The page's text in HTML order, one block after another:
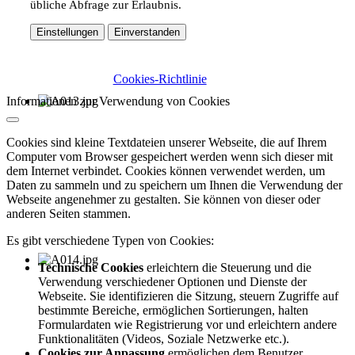
übliche Abfrage zur Erlaubnis.
Einstellungen Einverstanden
Cookies-Richtlinie
Informationen zur Verwendung von Cookies
Cookies sind kleine Textdateien unserer Webseite, die auf Ihrem
Computer vom Browser gespeichert werden wenn sich dieser mit
dem Internet verbindet. Cookies können verwendet werden, um
Daten zu sammeln und zu speichern um Ihnen die Verwendung der
Webseite angenehmer zu gestalten. Sie können von dieser oder
anderen Seiten stammen.
Es gibt verschiedene Typen von Cookies:
Technische Cookies erleichtern die Steuerung und die
Verwendung verschiedener Optionen und Dienste der
Webseite. Sie identifizieren die Sitzung, steuern Zugriffe auf
bestimmte Bereiche, ermöglichen Sortierungen, halten
Formulardaten wie Registrierung vor und erleichtern andere
Funktionalitäten (Videos, Soziale Netzwerke etc.).